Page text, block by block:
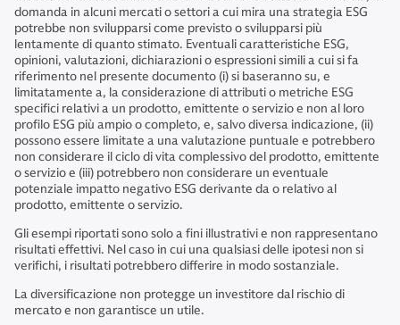
domanda in alcuni mercati o settori a cui mira una strategia ESG
potrebbe non svilupparsi come previsto o svilupparsi più
lentamente di quanto stimato. Eventuali caratteristiche ESG,
opinioni, valutazioni, dichiarazioni o espressioni simili a cui si fa
riferimento nel presente documento (i) si baseranno su, e
limitatamente a, la considerazione di attributi o metriche ESG
specifici relativi a un prodotto, emittente o servizio e non al loro
profilo ESG più ampio o completo, e, salvo diversa indicazione, (ii)
possono essere limitate a una valutazione puntuale e potrebbero
non considerare il ciclo di vita complessivo del prodotto, emittente
o servizio e (iii) potrebbero non considerare un eventuale
potenziale impatto negativo ESG derivante da o relativo al
prodotto, emittente o servizio.
Gli esempi riportati sono solo a fini illustrativi e non rappresentano
risultati effettivi. Nel caso in cui una qualsiasi delle ipotesi non si
verifichi, i risultati potrebbero differire in modo sostanziale.
La diversificazione non protegge un investitore dal rischio di
mercato e non garantisce un utile.